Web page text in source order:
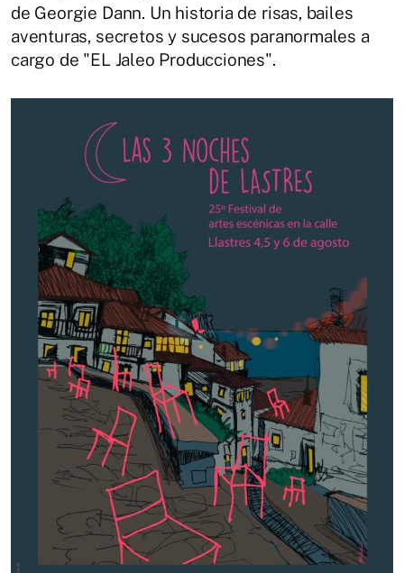
de Georgie Dann. Un historia de risas, bailes
aventuras, secretos y sucesos paranormales a
cargo de "EL Jaleo Producciones".